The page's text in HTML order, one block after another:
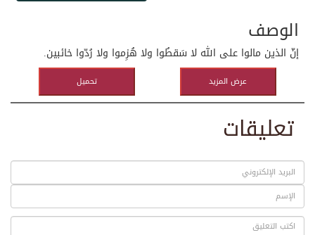
الوصف
إنّ الذين مالوا على الله لا سَقطُوا ولا هُزِموا ولا رُدّوا خائبين.
تحميل عرض المزيد
تعليقات